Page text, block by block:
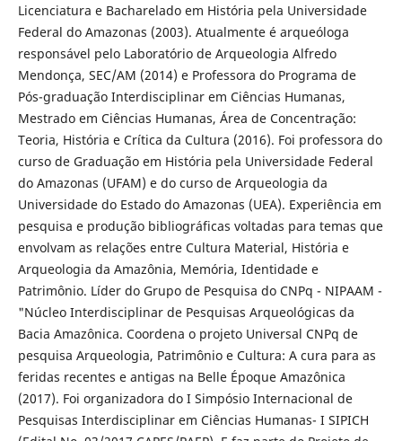
Licenciatura e Bacharelado em História pela Universidade
Federal do Amazonas (2003). Atualmente é arqueóloga
responsável pelo Laboratório de Arqueologia Alfredo
Mendonça, SEC/AM (2014) e Professora do Programa de
Pós-graduação Interdisciplinar em Ciências Humanas,
Mestrado em Ciências Humanas, Área de Concentração:
Teoria, História e Crítica da Cultura (2016). Foi professora do
curso de Graduação em História pela Universidade Federal
do Amazonas (UFAM) e do curso de Arqueologia da
Universidade do Estado do Amazonas (UEA). Experiência em
pesquisa e produção bibliográficas voltadas para temas que
envolvam as relações entre Cultura Material, História e
Arqueologia da Amazônia, Memória, Identidade e
Patrimônio. Líder do Grupo de Pesquisa do CNPq - NIPAAM -
"Núcleo Interdisciplinar de Pesquisas Arqueológicas da
Bacia Amazônica. Coordena o projeto Universal CNPq de
pesquisa Arqueologia, Patrimônio e Cultura: A cura para as
feridas recentes e antigas na Belle Époque Amazônica
(2017). Foi organizadora do I Simpósio Internacional de
Pesquisas Interdisciplinar em Ciências Humanas- I SIPICH